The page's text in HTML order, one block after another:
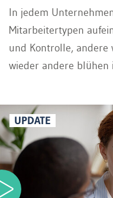
In jedem
Mitarbeitertypen
und Kontrolle, andere
wieder andere blühen
Mitarbeitertypen und
erfahren, wie diese
sie haben und wie Sie
Wissen nutzen
verstehen, Motivation
UPDATE